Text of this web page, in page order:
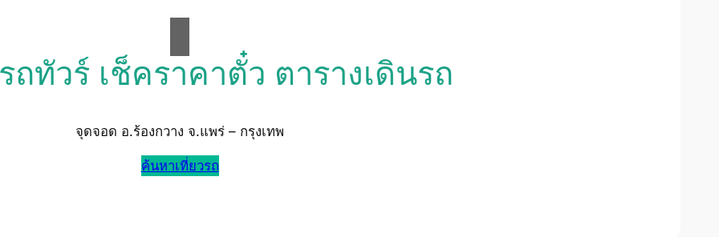
ถทัวร์ เช็คราคาตั๋ว ตารางเดินรถ
จุดจอด อ.ร้องกวาง จ.แพร่ – กรุงเทพ
ค้นหาเที่ยวรถ